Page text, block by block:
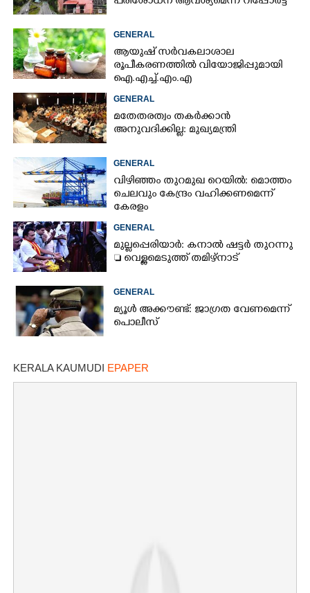
GENERAL
ആയുഷ് സർവകലാശാല
രൂപീകരണത്തിൽ വിയോജിപ്പുമായി
ഐ.എച്ച്.എം.എ
GENERAL
മതേതരത്വം തകർക്കാൻ
അനുവദിക്കില്ല: മുഖ്യമന്ത്രി
GENERAL
വിഴിഞ്ഞം തുറമുഖ റെയിൽ: മൊത്തം
ചെലവും കേന്ദ്രം വഹിക്കണമെന്ന്
കേരളം
GENERAL
മുല്ലപ്പെരിയാർ: കനാൽ ഷട്ടർ തുറന്നു
 വെള്ളമെടുത്ത് തമിഴ്നാട്
GENERAL
മ്യൂൾ അക്കൗണ്ട്: ജാഗ്രത വേണമെന്ന്
പൊലീസ്
KERALA KAUMUDI EPAPER